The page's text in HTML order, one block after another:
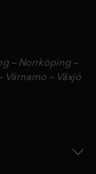
– Norrköping–
Värnamo – Växjö